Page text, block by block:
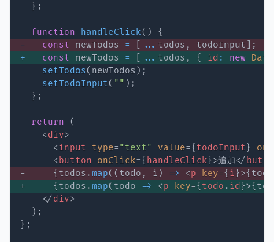
} ;
function handleClick( )
{
-
const newTodos = ... todos , todoInput
;
+
const newTodos = ... todos , { id : new Date
setTodos( newTodos ) ;
setTodoInput( "" ) ;
} ;
return
(
<div>
<input type= "text" value={ todoInput }
< button onClick={ handleClick }>追加</
- { todos .map( ( todo , i ) => <p key={ i }>{ todo
+ { todos .map( todo => <p key={ todo . id }>{
</ div>
) ;
} ;